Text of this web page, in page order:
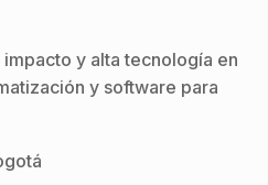
y alta tecnología en
y software para